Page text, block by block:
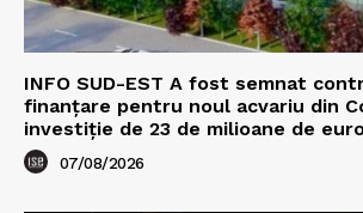
INFO SUD-EST A fost semnat
finanțare pentru noul acvariu din
investiție de 23 de milioane de
07/08/2026